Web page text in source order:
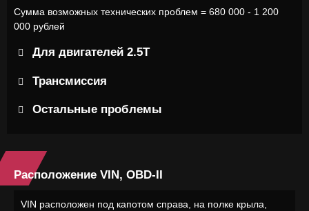
Сумма возможных технических проблем = 680 000 - 1 200
000 рублей
Для двигателей 2.5Т
Трансмиссия
Остальные проблемы
Расположение VIN, OBD-II
VIN расположен под капотом справа, на полке крыла,